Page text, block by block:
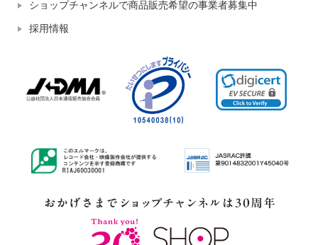
ショップチャンネルで商品販売希望の事業者募集中
採用情報